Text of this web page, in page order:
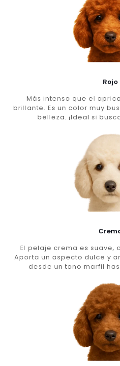
Rojo
Más intenso que el
brillante. Es un color muy
belleza. ¡Ideal si
El pelaje crema es suave,
Aporta un aspecto dulce y
desde un tono marfil